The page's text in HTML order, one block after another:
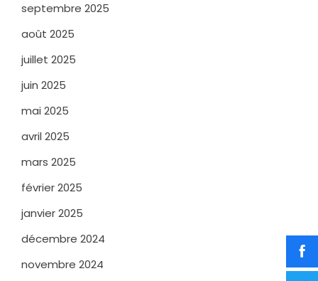
septembre 2025
août 2025
juillet 2025
juin 2025
mai 2025
avril 2025
mars 2025
février 2025
janvier 2025
décembre 2024
novembre 2024